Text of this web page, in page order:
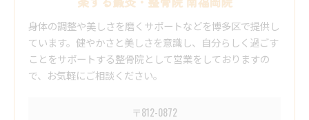
身体の調整や美しさを磨くサポートなどを博多区で提供し
ています。健やかさと美しさを意識し、自分らしく過ごす
ことをサポートする整骨院として営業をしておりますの
で、お気軽にご相談ください。
〒812-0872